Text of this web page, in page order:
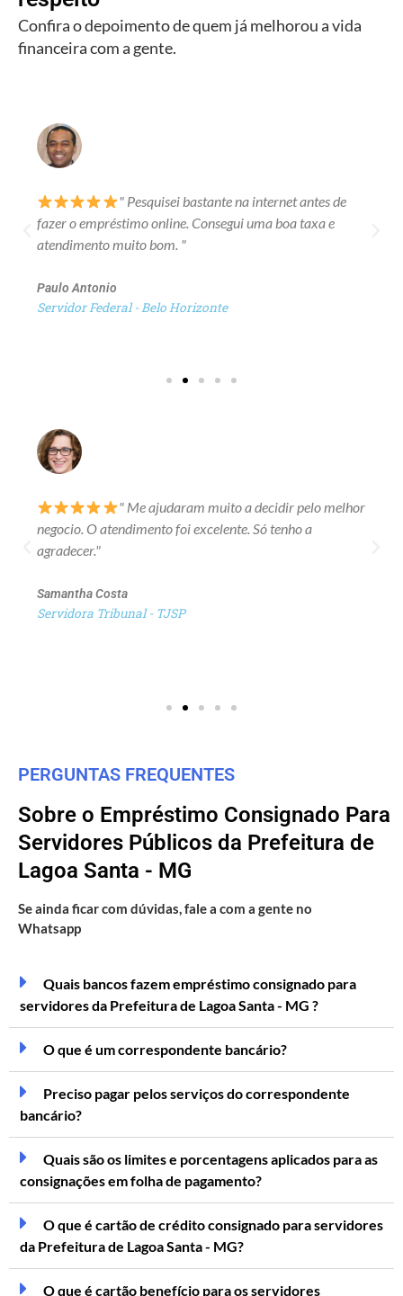
Confira o depoimento de quem já melhorou a vida
financeira com a gente.
" Pesquisei bastante na internet antes de
fazer o empréstimo online. Consegui uma boa taxa e
atendimento muito bom. "
Paulo Antonio
Servidor Federal - Belo Horizonte
" Me ajudaram muito a decidir pelo melhor
negocio. O atendimento foi excelente. Só tenho a
agradecer."
Samantha Costa
Servidora Tribunal - TJSP
PERGUNTAS FREQUENTES
Sobre o Empréstimo Consignado Para
Servidores Públicos da Prefeitura de
Lagoa Santa - MG
Se ainda ficar com dúvidas, fale a com a gente no
Whatsapp
Quais bancos fazem empréstimo consignado para
servidores da Prefeitura de Lagoa Santa - MG ?
O que é um correspondente bancário?
Preciso pagar pelos serviços do correspondente
bancário?
Quais são os limites e porcentagens aplicados para as
consignações em folha de pagamento?
O que é cartão de crédito consignado para servidores
da Prefeitura de Lagoa Santa - MG?
O que é cartão benefício para os servidores